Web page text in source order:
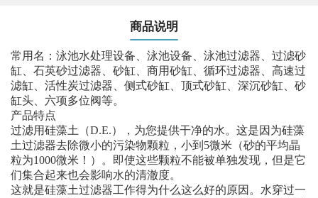
商品说明
常用名：泳池水处理设备、泳池设备、泳池过滤器、过滤砂
缸、石英砂过滤器、砂缸、商用砂缸、循环过滤器、高速过
滤缸、活性炭过滤器、侧式砂缸、顶式砂缸、深沉砂缸、砂
缸头、六项多位阀等。
产品特点
过滤用硅藻土（D.E.），为您提供干净的水。这是因为硅藻
土过滤器去除微小的污染物颗粒，小到5微米（砂的平均晶
粒为1000微米！）。即使这些颗粒不能被单独发现，但是它
们集合起来也会影响水的清澈度。
这就是硅藻土过滤器工作得为什么这么好的原因。水穿过一